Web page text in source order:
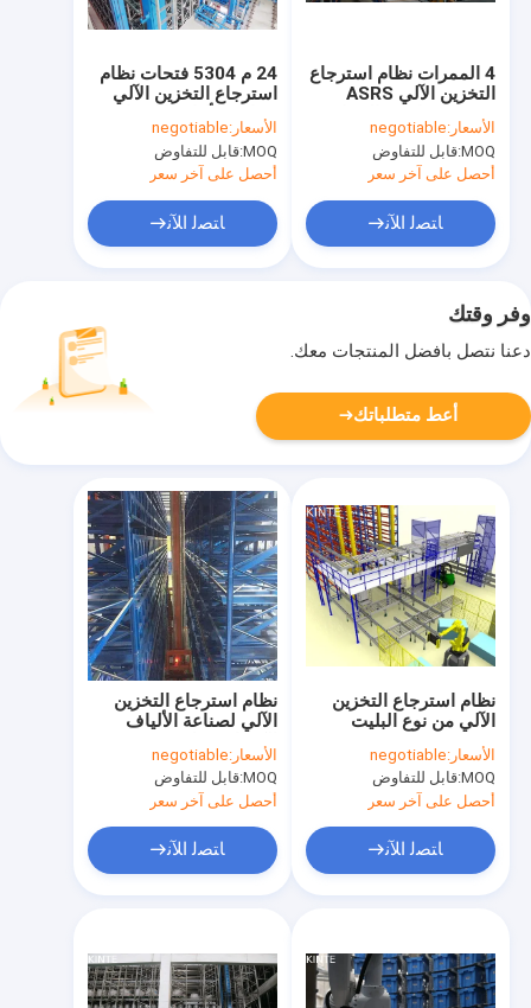
24 م 5304 فتحات نظام
استرجاع التخزين الآلي
صناعة الألياف الكيماوية
الأسعار:negotiable
MOQ: قابل للتفاوض
أحصل على آخر سعر
ﺎﺘﺼﻟ ﺍﻶﻧ
4 الممرات نظام استرجاع
التخزين الآلي ASRS
4032 مساحات البضائع
الأسعار:negotiable
MOQ: قابل للتفاوض
أحصل على آخر سعر
ﺎﺘﺼﻟ ﺍﻶﻧ
وفر وقتك
دعنا نتصل بأفضل المنتجات معك.
أعط متطلباتك
نظام استرجاع التخزين
الآلي لصناعة الألياف
الكيماوية حل ASRS
الأسعار:negotiable
MOQ: قابل للتفاوض
أحصل على آخر سعر
ﺎﺘﺼﻟ ﺍﻶﻧ
نظام استرجاع التخزين
الآلي من نوع البليت
الأسعار:negotiable
MOQ: قابل للتفاوض
أحصل على آخر سعر
ﺎﺘﺼﻟ ﺍﻶﻧ